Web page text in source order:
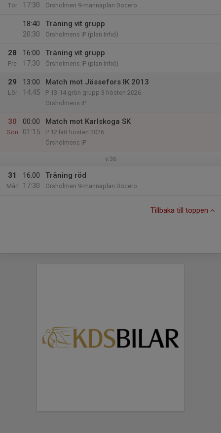
Tor
17:30
Örsholmen 9-mannaplan Docero
18:40
20:30
Träning vit grupp
Örsholmens IP (plan Infid)
28
Fre
16:00
17:30
Träning vit grupp
Örsholmens IP (plan Infid)
29
Lör
13:00
14:45
Match mot Jössefors IK 2013
P 13-14 grön grupp 3 hösten 2026
Örsholmens IP
30
Sön
00:00
01:15
Match mot Karlskoga SK
P 12 lätt hösten 2026
Örsholmens IP
v.36
31
Mån
16:00
17:30
Träning röd
Örsholmen 9-mannaplan Docero
Tillbaka till toppen